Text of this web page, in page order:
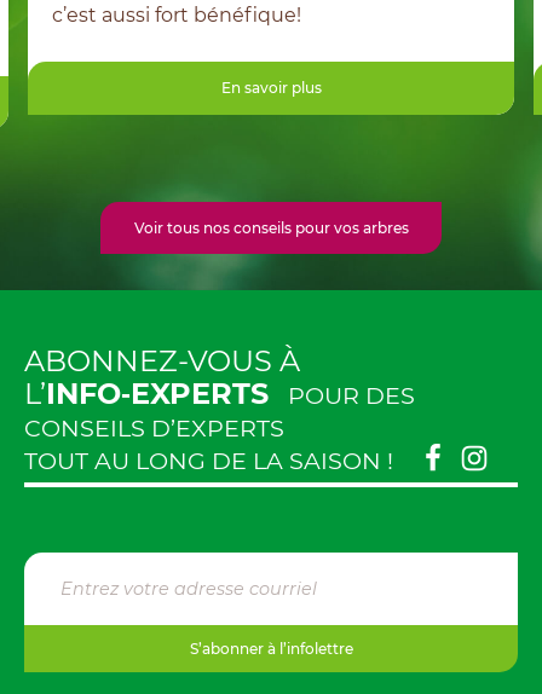
arbres et arbustes avec
Voir tous nos conseils pour vos arbres
ABONNEZ-VOUS À
L’INFO‑EXPERTS
POUR DES
CONSEILS D’EXPERTS
TOUT AU LONG DE LA SAISON !
S’abonner à l’infolettre